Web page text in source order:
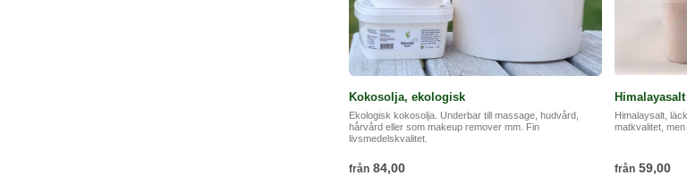
Kokosolja, ekologisk
Ekologisk kokosolja. Underbar till massage, hudvård,
hårvård eller som makeup remover mm. Fin
livsmedelskvalitet.
från84,00
Himalayasalt
Himalaysalt,
matkvalitet,
från59,00